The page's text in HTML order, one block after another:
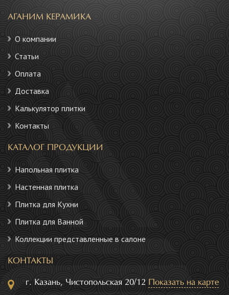
АГАНИМ КЕРАМИКА
О компании
Статьи
Оплата
Доставка
Калькулятор плитки
Контакты
КАТАЛОГ ПРОДУКЦИИ
Напольная плитка
Настенная плитка
Плитка для Кухни
Плитка для Ванной
Коллекции представленные в салоне
КОНТАКТЫ
г. Казань, Чистопольская 20/12 Показать на карте